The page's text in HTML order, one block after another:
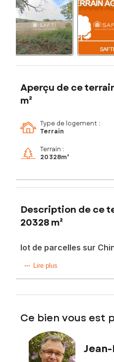
Aperçu de ce
m²
Type de logement :
Terrain
Terrain :
20 328m²
Description de ce
20328 m²
lot de parcelles sur
Superbes parcelles sur
plus lot de 3 parcelles , à
Les informations sur les
exposé sont disponibles sur
www.georisques.gouv.fr
Lire plus
Ce bien vous est